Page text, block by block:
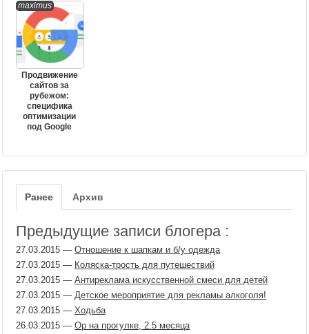
maximus
Продвижение
сайтов за
рубежом:
специфика
оптимизации
под Google
Ранее Архив
Предыдущие записи блогера :
27.03.2015 — Отношение к шапкам и б/у одежда
27.03.2015 — Коляска-трость для путешествий
27.03.2015 — Антиреклама искусственной смеси для детей
27.03.2015 — Детское мероприятие для рекламы алкоголя!
27.03.2015 — Ходьба
26.03.2015 — Ор на прогулке, 2.5 месяца